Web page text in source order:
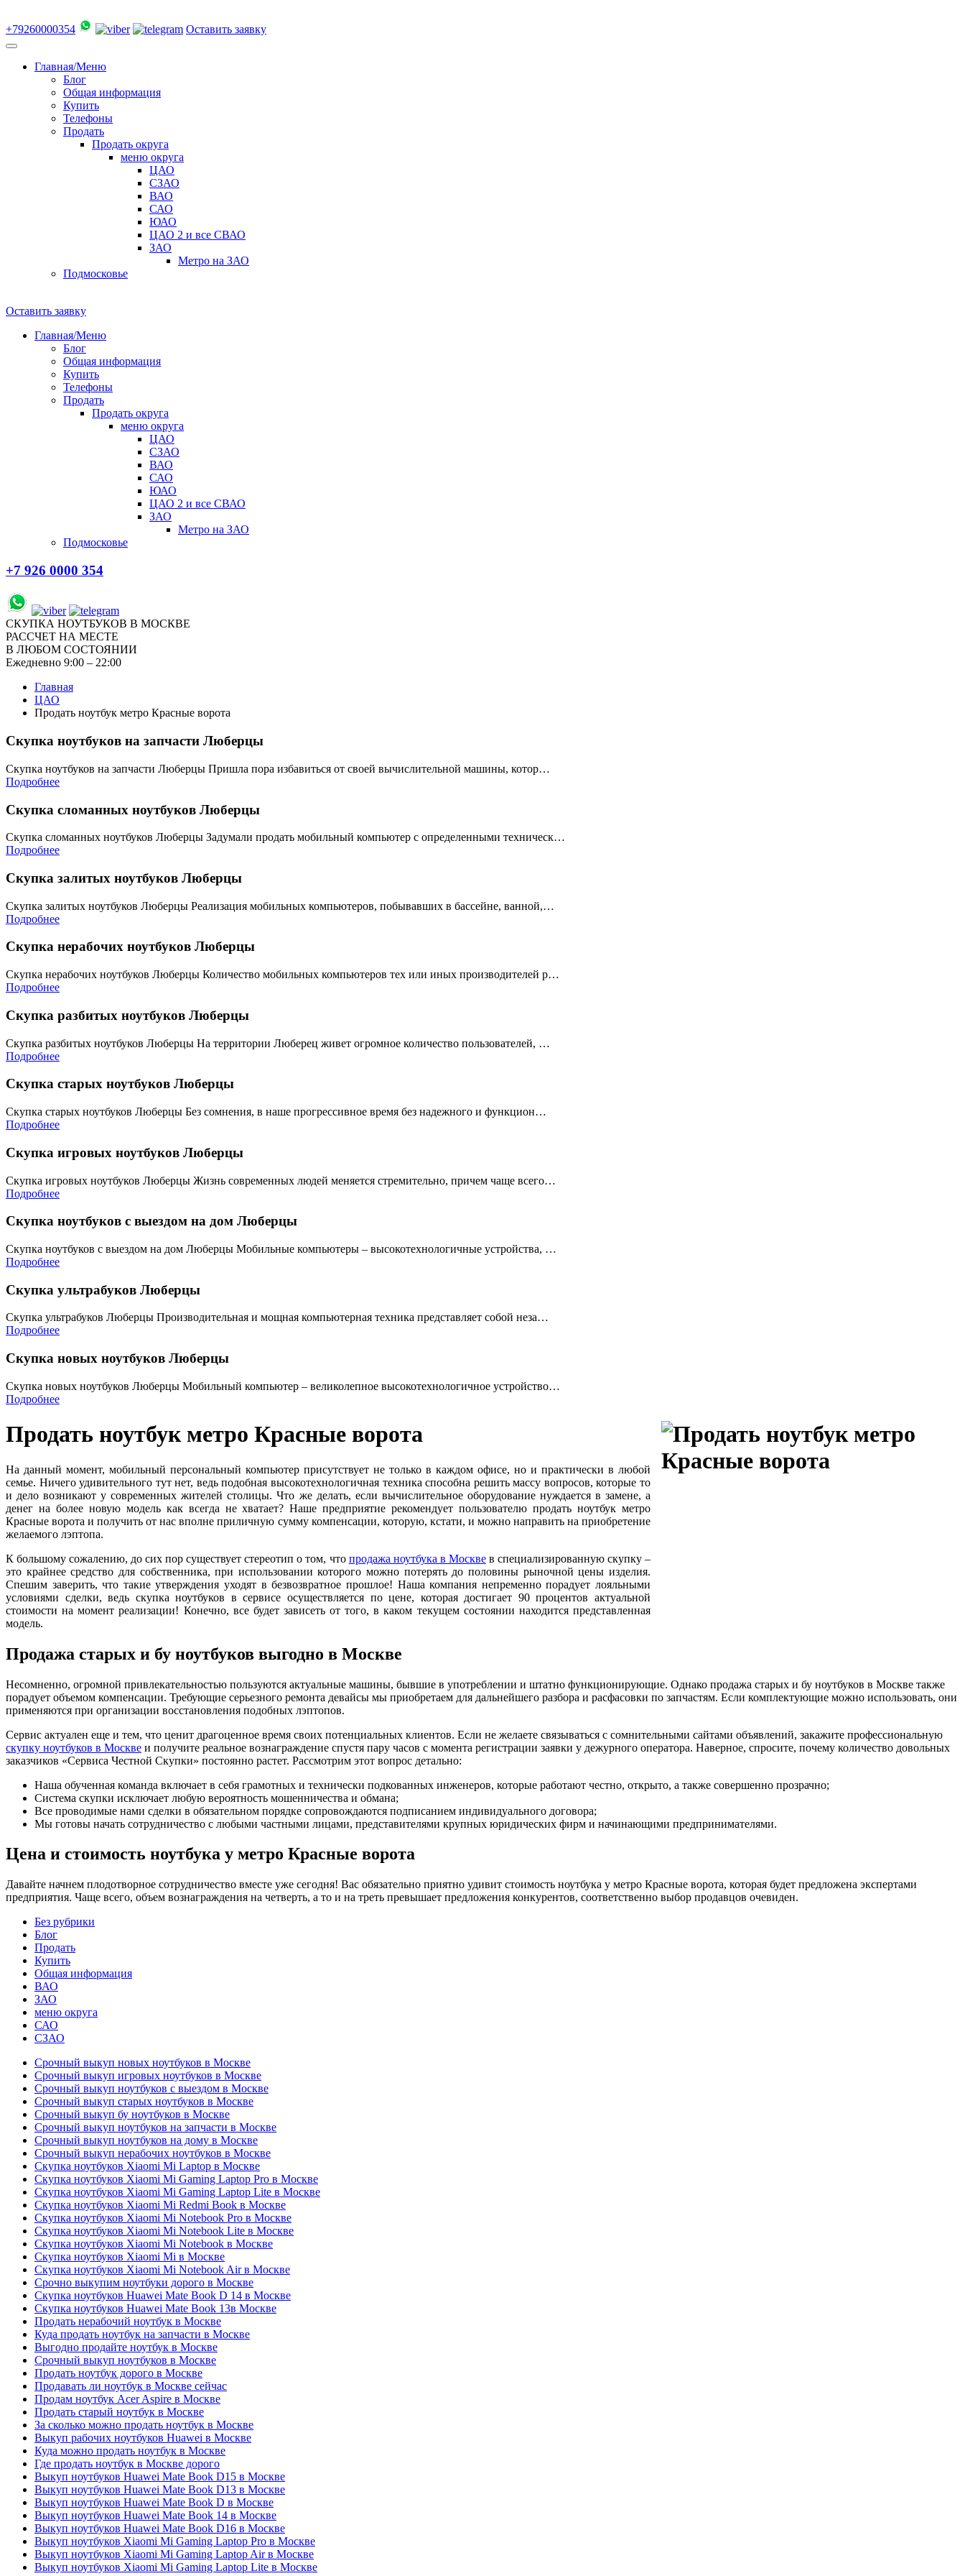
+79260000354 Оставить заявку
Главная/Меню
Блог
Общая информация
Купить
Телефоны
Продать
Продать округа
меню округа
ЦАО
СЗАО
ВАО
САО
ЮАО
ЦАО 2 и все СВАО
ЗАО
Метро на ЗАО
Подмосковье
Оставить заявку
Главная/Меню
Блог
Общая информация
Купить
Телефоны
Продать
Продать округа
меню округа
ЦАО
СЗАО
ВАО
САО
ЮАО
ЦАО 2 и все СВАО
ЗАО
Метро на ЗАО
Подмосковье
+7 926 0000 354
СКУПКА НОУТБУКОВ В МОСКВЕ
РАССЧЕТ НА МЕСТЕ
В ЛЮБОМ СОСТОЯНИИ
Ежедневно 9:00 – 22:00
Главная
ЦАО
Продать ноутбук метро Красные ворота
Скупка ноутбуков на запчасти Люберцы
Скупка ноутбуков на запчасти Люберцы Пришла пора избавиться от своей вычислительной машины, котор…
Подробнее
Скупка сломанных ноутбуков Люберцы
Скупка сломанных ноутбуков Люберцы Задумали продать мобильный компьютер с определенными техническ…
Подробнее
Скупка залитых ноутбуков Люберцы
Скупка залитых ноутбуков Люберцы Реализация мобильных компьютеров, побывавших в бассейне, ванной,…
Подробнее
Скупка нерабочих ноутбуков Люберцы
Скупка нерабочих ноутбуков Люберцы Количество мобильных компьютеров тех или иных производителей р…
Подробнее
Скупка разбитых ноутбуков Люберцы
Скупка разбитых ноутбуков Люберцы На территории Люберец живет огромное количество пользователей, …
Подробнее
Скупка старых ноутбуков Люберцы
Скупка старых ноутбуков Люберцы Без сомнения, в наше прогрессивное время без надежного и функцион…
Подробнее
Скупка игровых ноутбуков Люберцы
Скупка игровых ноутбуков Люберцы Жизнь современных людей меняется стремительно, причем чаще всего…
Подробнее
Скупка ноутбуков с выездом на дом Люберцы
Скупка ноутбуков с выездом на дом Люберцы Мобильные компьютеры – высокотехнологичные устройства, …
Подробнее
Скупка ультрабуков Люберцы
Скупка ультрабуков Люберцы Производительная и мощная компьютерная техника представляет собой неза…
Подробнее
Скупка новых ноутбуков Люберцы
Скупка новых ноутбуков Люберцы Мобильный компьютер – великолепное высокотехнологичное устройство…
Подробнее
Продать ноутбук метро Красные ворота
На данный момент, мобильный персональный компьютер присутствует не только в каждом офисе, но и практически в любой
семье. Ничего удивительного тут нет, ведь подобная высокотехнологичная техника способна решить массу вопросов, которые то
и дело возникают у современных жителей столицы. Что же делать, если вычислительное оборудование нуждается в замене, а
денег на более новую модель как всегда не хватает? Наше предприятие рекомендует пользователю продать ноутбук метро
Красные ворота и получить от нас вполне приличную сумму компенсации, которую, кстати, и можно направить на приобретение
желаемого лэптопа.
К большому сожалению, до сих пор существует стереотип о том, что продажа ноутбука в Москвев специализированную скупку –
это крайнее средство для собственника, при использовании которого можно потерять до половины рыночной цены изделия.
Спешим заверить, что такие утверждения уходят в безвозвратное прошлое! Наша компания непременно порадует лояльными
условиями сделки, ведь скупка ноутбуков в сервисе осуществляется по цене, которая достигает 90 процентов актуальной
стоимости на момент реализации! Конечно, все будет зависеть от того, в каком текущем состоянии находится представленная
модель.
Продажа старых и бу ноутбуков выгодно в Москве
Несомненно, огромной привлекательностью пользуются актуальные машины, бывшие в употреблении и штатно функционирующие. Однако продажа старых и бу ноутбуков в Москве также
порадует объемом компенсации. Требующие серьезного ремонта девайсы мы приобретаем для дальнейшего разбора и расфасовки по запчастям. Если комплектующие можно использовать, они
применяются при организации восстановления подобных лэптопов.
Сервис актуален еще и тем, что ценит драгоценное время своих потенциальных клиентов. Если не желаете связываться с сомнительными сайтами объявлений, закажите профессиональную
скупку ноутбуков в Москве и получите реальное вознаграждение спустя пару часов с момента регистрации заявки у дежурного оператора. Наверное, спросите, почему количество довольных
заказчиков «Сервиса Честной Скупки» постоянно растет. Рассмотрим этот вопрос детально:
Наша обученная команда включает в себя грамотных и технически подкованных инженеров, которые работают честно, открыто, а также совершенно прозрачно;
Система скупки исключает любую вероятность мошенничества и обмана;
Все проводимые нами сделки в обязательном порядке сопровождаются подписанием индивидуального договора;
Мы готовы начать сотрудничество с любыми частными лицами, представителями крупных юридических фирм и начинающими предпринимателями.
Цена и стоимость ноутбука у метро Красные ворота
Давайте начнем плодотворное сотрудничество вместе уже сегодня! Вас обязательно приятно удивит стоимость ноутбука у метро Красные ворота, которая будет предложена экспертами
предприятия. Чаще всего, объем вознаграждения на четверть, а то и на треть превышает предложения конкурентов, соответственно выбор продавцов очевиден.
Без рубрики
Блог
Продать
Купить
Общая информация
ВАО
ЗАО
меню округа
САО
СЗАО
Срочный выкуп новых ноутбуков в Москве
Срочный выкуп игровых ноутбуков в Москве
Срочный выкуп ноутбуков с выездом в Москве
Срочный выкуп старых ноутбуков в Москве
Срочный выкуп бу ноутбуков в Москве
Срочный выкуп ноутбуков на запчасти в Москве
Срочный выкуп ноутбуков на дому в Москве
Срочный выкуп нерабочих ноутбуков в Москве
Скупка ноутбуков Xiaomi Mi Laptop в Москве
Скупка ноутбуков Xiaomi Mi Gaming Laptop Pro в Москве
Скупка ноутбуков Xiaomi Mi Gaming Laptop Lite в Москве
Скупка ноутбуков Xiaomi Mi Redmi Book в Москве
Скупка ноутбуков Xiaomi Mi Notebook Pro в Москве
Скупка ноутбуков Xiaomi Mi Notebook Lite в Москве
Скупка ноутбуков Xiaomi Mi Notebook в Москве
Скупка ноутбуков Xiaomi Mi в Москве
Скупка ноутбуков Xiaomi Mi Notebook Air в Москве
Срочно выкупим ноутбуки дорого в Москве
Скупка ноутбуков Huawei Mate Book D 14 в Москве
Скупка ноутбуков Huawei Mate Book 13в Москве
Продать нерабочий ноутбук в Москве
Куда продать ноутбук на запчасти в Москве
Выгодно продайте ноутбук в Москве
Срочный выкуп ноутбуков в Москве
Продать ноутбук дорого в Москве
Продавать ли ноутбук в Москве сейчас
Продам ноутбук Acer Aspire в Москве
Продать старый ноутбук в Москве
За сколько можно продать ноутбук в Москве
Выкуп рабочих ноутбуков Huawei в Москве
Куда можно продать ноутбук в Москве
Где продать ноутбук в Москве дорого
Выкуп ноутбуков Huawei Mate Book D15 в Москве
Выкуп ноутбуков Huawei Mate Book D13 в Москве
Выкуп ноутбуков Huawei Mate Book D в Москве
Выкуп ноутбуков Huawei Mate Book 14 в Москве
Выкуп ноутбуков Huawei Mate Book D16 в Москве
Выкуп ноутбуков Xiaomi Mi Gaming Laptop Pro в Москве
Выкуп ноутбуков Xiaomi Mi Gaming Laptop Air в Москве
Выкуп ноутбуков Xiaomi Mi Gaming Laptop Lite в Москве